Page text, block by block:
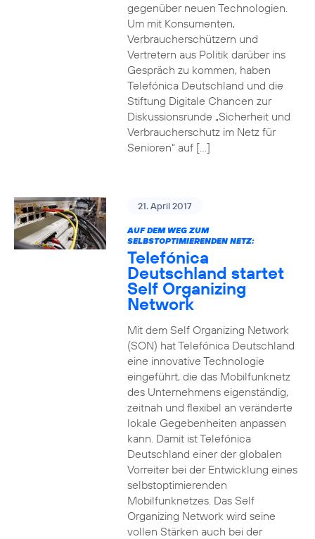
gegenüber neuen Technologien.
Um mit Konsumenten,
Verbraucherschützern und
Vertretern aus Politik darüber ins
Gespräch zu kommen, haben
Telefónica Deutschland und die
Stiftung Digitale Chancen zur
Diskussionsrunde „Sicherheit und
Verbraucherschutz im Netz für
Senioren“ auf […]
21. April 2017
AUF DEM WEG ZUM
SELBSTOPTIMIERENDEN NETZ:
Telefónica
Deutschland startet
Self Organizing
Network
Mit dem Self Organizing Network
(SON) hat Telefónica Deutschland
eine innovative Technologie
eingeführt, die das Mobilfunknetz
des Unternehmens eigenständig,
zeitnah und flexibel an veränderte
lokale Gegebenheiten anpassen
kann. Damit ist Telefónica
Deutschland einer der globalen
Vorreiter bei der Entwicklung eines
selbstoptimierenden
Mobilfunknetzes. Das Self
Organizing Network wird seine
vollen Stärken auch bei der